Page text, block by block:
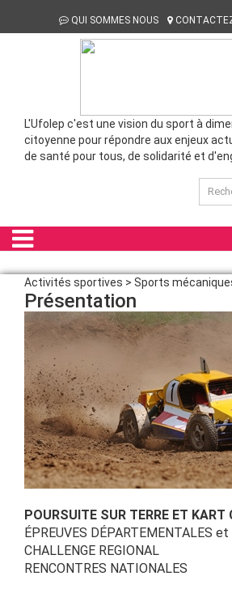
QUI SOMMES NOUS
L'Ufolep c'est une vision du sport à
citoyenne pour répondre aux enjeux
de santé pour tous, de solidarité et
Activités sportives > Sports
Présentation
POURSUITE SUR TERRE ET KART
ÉPREUVES DÉPARTEMENTALES et
CHALLENGE REGIONAL
RENCONTRES NATIONALES